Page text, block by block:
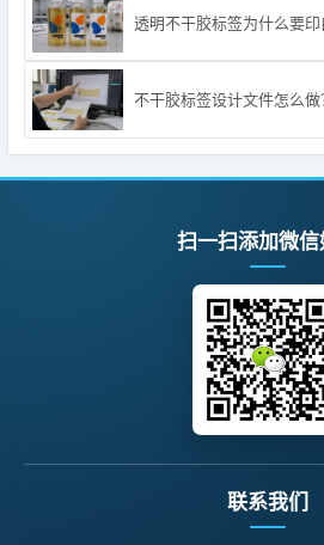
透明不干胶标签为什么要
不干胶标签设计文件怎么做
扫一扫添加微
联系我们